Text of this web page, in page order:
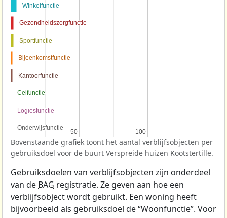
50
50 100
100
Winkelfunctie
Winkelfunctie
Gezondheidszorgfunctie
Gezondheidszorgfunctie
Sportfunctie
Sportfunctie
Bijeenkomstfunctie
Bijeenkomstfunctie
Kantoorfunctie
Kantoorfunctie
Celfunctie
Celfunctie
Logiesfunctie
Logiesfunctie
Onderwijsfunctie
Onderwijsfunctie
Bovenstaande grafiek toont het aantal verblijfsobjecten per
gebruiksdoel voor de buurt Verspreide huizen Kootstertille.
Gebruiksdoelen van verblijfsobjecten zijn onderdeel
van de BAG registratie. Ze geven aan hoe een
verblijfsobject wordt gebruikt. Een woning heeft
bijvoorbeeld als gebruiksdoel de “Woonfunctie”. Voor